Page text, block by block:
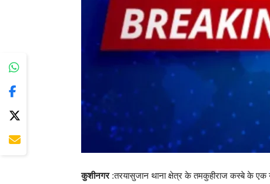
कुशीनगर:तरयासुजान थाना क्षेत्र के तमकुहीराज कस्बे के एक